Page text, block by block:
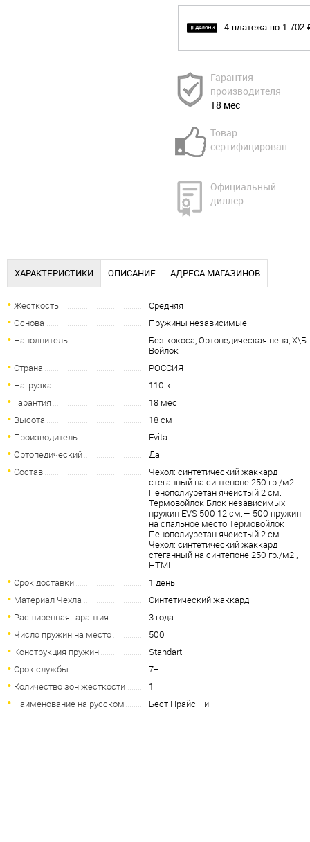
4 платежа по 1 702
Гарантия
производителя
18 мес
Товар
сертифицирован
Официальный
диллер
ХАРАКТЕРИСТИКИ ОПИСАНИЕ АДРЕСА МАГАЗИНОВ
Жесткость
Средняя
Основа
Пружины независимые
Наполнитель
Без кокоса, Ортопедическая пена, Х\Б
Войлок
Страна
РОССИЯ
Нагрузка
110 кг
Гарантия
18 мес
Высота
18 см
Производитель
Evita
Ортопедический
Да
Состав
Чехол: синтетический жаккард
стеганный на синтепоне 250 гр./м2.
Пенополиуретан ячеистый 2 см.
Термовойлок Блок независимых
пружин EVS 500 12 см.— 500 пружин
на спальное место Термовойлок
Пенополиуретан ячеистый 2 см.
Чехол: синтетический жаккард
стеганный на синтепоне 250 гр./м2.,
HTML
Срок доставки
1 день
Материал Чехла
Синтетический жаккард
Расширенная гарантия
3 года
Число пружин на место
500
Конструкция пружин
Standart
Срок службы
7+
Количество зон жесткости
1
Наименование на русском
Бест Прайс Пи